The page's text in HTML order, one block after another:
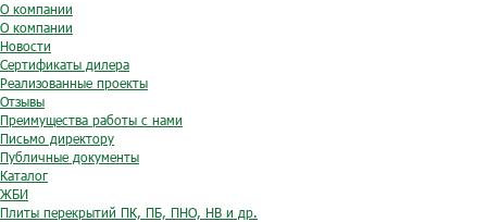
О компании
О компании
Новости
Сертификаты дилера
Реализованные проекты
Отзывы
Преимущества работы с нами
Письмо директору
Публичные документы
Каталог
ЖБИ
Плиты перекрытий ПК, ПБ, ПНО, НВ и др.